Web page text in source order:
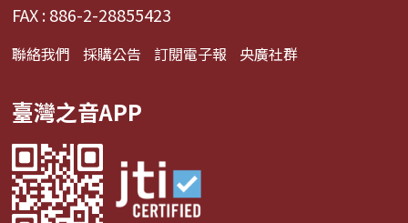
FAX : 886-2-28855423
聯絡我們 採購公告 訂閱電子報 央廣社群
臺灣之音APP